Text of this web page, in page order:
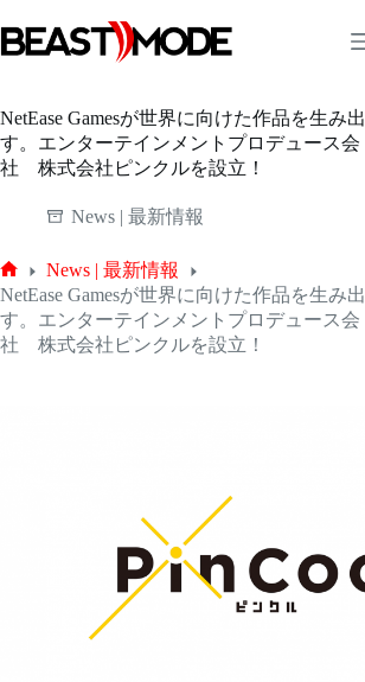
ン
テ
ツ
へ
ス
NetEase Gamesが世界に向けた作品を生み出
す。エンターテインメントプロデュース会
社 株式会社ピンクルを設立！
News | 最新情報
ホ
ー
ム
News | 最新情報
NetEase Gamesが世界に向けた作品を生み出
す。エンターテインメントプロデュース会
社 株式会社ピンクルを設立！